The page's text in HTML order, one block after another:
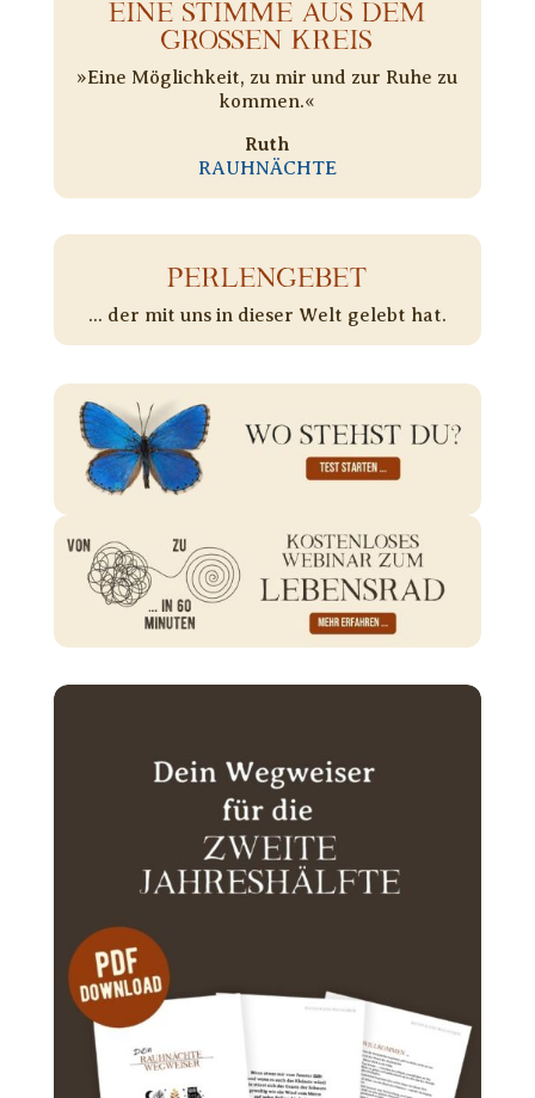
EINE STIMME AUS DEM
GROSSEN KREIS
»Eine Möglichkeit, zu mir und zur Ruhe zu
kommen.«
Ruth
RAUHNÄCHTE
PERLENGEBET
... der mit uns in dieser Welt gelebt hat.